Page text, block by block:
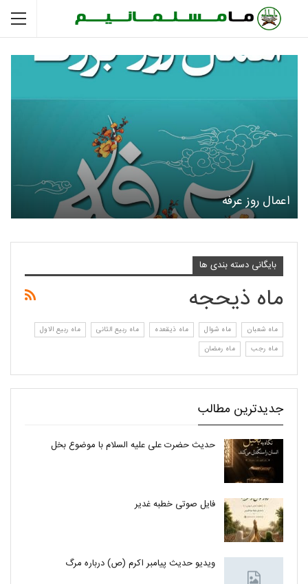
اعمال روز عرفه
بایگانی دسته بندی ها
ماه ذیحجه
ماه شعبان ماه شوال ماه ذیقعده ماه ربیع الثانی
ماه ربیع الاول
ماه رجب
ماه رمضان
جدیدترین مطالب
حدیث حضرت علی علیه السلام با موضوع بخل
فایل صوتی خطبه غدیر
ویدیو حدیث پیامبر اکرم (ص) درباره مرگ